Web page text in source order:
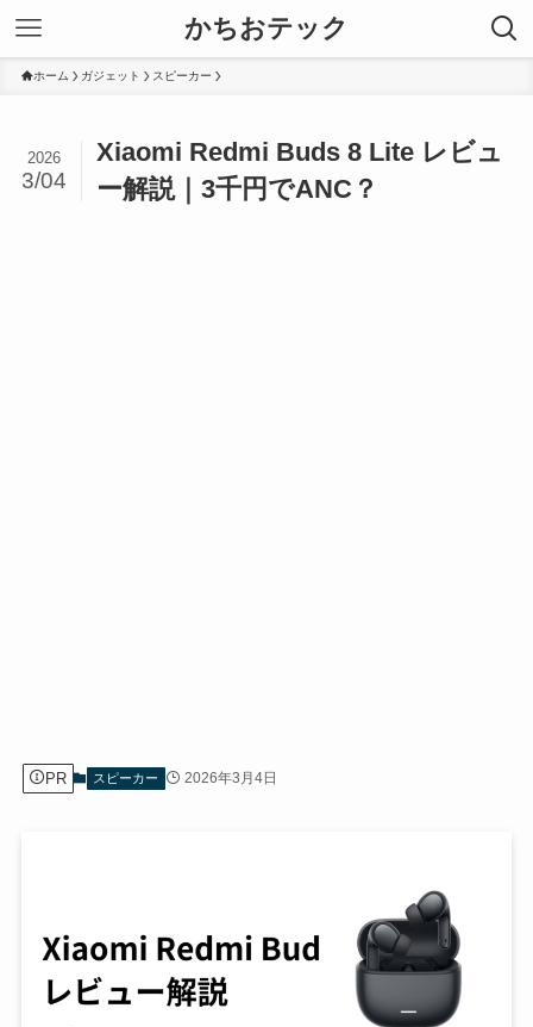
かちおテック
ホーム ガジェット スピーカー
Xiaomi Redmi Buds 8 Lite レビュ
ー解説｜3千円でANC？
2026
3/04
PR スピーカー 2026年3月4日